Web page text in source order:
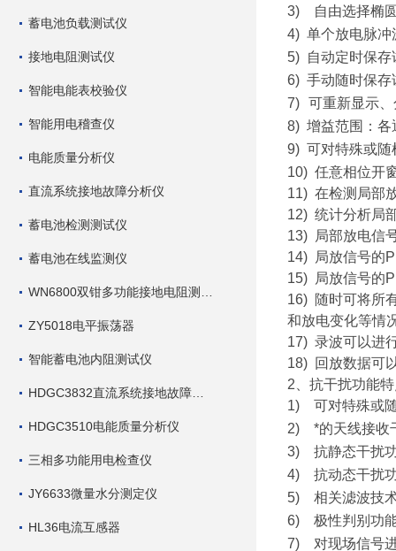
蓄电池负载测试仪
接地电阻测试仪
智能电能表校验仪
智能用电稽查仪
电能质量分析仪
直流系统接地故障分析仪
蓄电池检测测试仪
蓄电池在线监测仪
ZY5018电平振荡器
智能蓄电池内阻测试仪
HDGC3510电能质量分析仪
三相多功能用电检查仪
JY6633微量水分测定仪
HL36电流互感器
3)
自由选择椭
4) 单个放电脉冲
5) 自动定时保
6) 手动随时保存
7) 可重新显示
8) 增益范围：各
9) 可对特殊或随
10) 任意相位开
11) 在检测局部
12) 统计分析局
13) 局部放电信
14) 局放信号的
15) 局放信号的
16) 随时可将所
和放电变化等情
17) 录波可以进
18) 回放数据可
2 、抗干扰功能
1)
可对特殊或
2)
*的天线接收
3)
抗静态干扰
4)
抗动态干扰
5)
相关滤波技
6)
极性判别功
7)
对现场信号